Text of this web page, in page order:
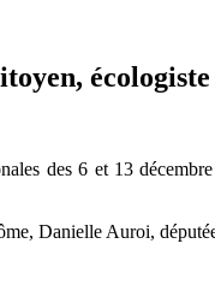
des 6 et 13
Danielle Auroi,